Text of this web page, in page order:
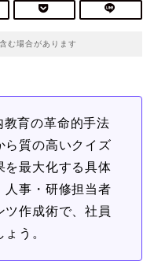
む場合があります
育の革命的手法
ら質の高いクイズ
を最大化する具体
人事・研修担当者
ツ作成術で、社員
う。